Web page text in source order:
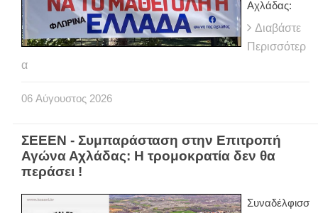
Αχλάδας:
Διαβάστε
Περισσότερ
α
06 Αύγουστος 2026
ΣΕΕΕΝ - Συμπαράσταση στην Επιτροπή
Αγώνα Αχλάδας: Η τρομοκρατία δεν θα
περάσει !
Συναδέλφισσ